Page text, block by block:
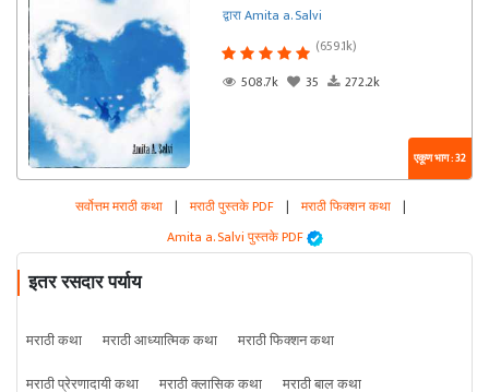
द्वारा Amita a. Salvi
(659.1k)
508.7k
35 272.2k
एकूण भाग : 32
सर्वोत्तम मराठी कथा | मराठी पुस्तके PDF | मराठी फिक्शन कथा |
Amita a. Salvi पुस्तके PDF
इतर रसदार पर्याय
मराठी कथा मराठी आध्यात्मिक कथा
मराठी फिक्शन कथा
मराठी प्रेरणादायी कथा
मराठी क्लासिक कथा मराठी बाल कथा